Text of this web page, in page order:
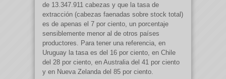
de 13.347.911 cabezas y que la tasa de
extracción (cabezas faenadas sobre stock total)
es de apenas el 7 por ciento, un porcentaje
sensiblemente menor al de otros países
productores. Para tener una referencia, en
Uruguay la tasa es del 16 por ciento, en Chile
del 28 por ciento, en Australia del 41 por ciento
y en Nueva Zelanda del 85 por ciento.